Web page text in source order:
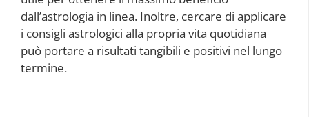
dall’astrologia in linea. Inoltre, cercare di applicare
i consigli astrologici alla propria vita quotidiana
può portare a risultati tangibili e positivi nel lungo
termine.